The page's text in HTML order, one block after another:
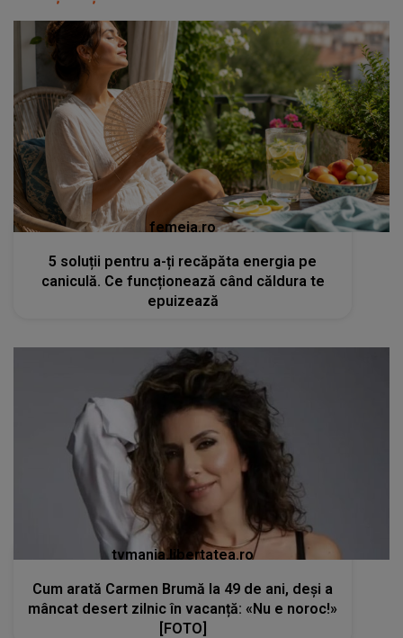
femeia.ro
5 soluții pentru a-ți recăpăta energia pe
caniculă. Ce funcționează când căldura te
epuizează
tvmania.libertatea.ro
Cum arată Carmen Brumă la 49 de ani, deși a
mâncat desert zilnic în vacanță: «Nu e noroc!»
[FOTO]